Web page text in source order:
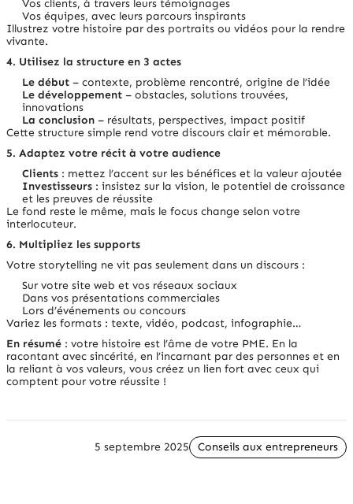
Vos clients, à travers leurs témoignages
Vos équipes, avec leurs parcours inspirants
Illustrez votre histoire par des portraits ou vidéos pour la rendre
vivante.
4. Utilisez la structure en 3 actes
Le début – contexte, problème rencontré, origine de l’idée
Le développement – obstacles, solutions trouvées,
innovations
La conclusion – résultats, perspectives, impact positif
Cette structure simple rend votre discours clair et mémorable.
5. Adaptez votre récit à votre audience
Clients : mettez l’accent sur les bénéfices et la valeur ajoutée
Investisseurs : insistez sur la vision, le potentiel de croissance
et les preuves de réussite
Le fond reste le même, mais le focus change selon votre
interlocuteur.
6. Multipliez les supports
Votre storytelling ne vit pas seulement dans un discours :
Sur votre site web et vos réseaux sociaux
Dans vos présentations commerciales
Lors d’événements ou concours
Variez les formats : texte, vidéo, podcast, infographie…
En résumé : votre histoire est l’âme de votre PME. En la
racontant avec sincérité, en l’incarnant par des personnes et en
la reliant à vos valeurs, vous créez un lien fort avec ceux qui
comptent pour votre réussite !
5 septembre 2025 Conseils aux entrepreneurs